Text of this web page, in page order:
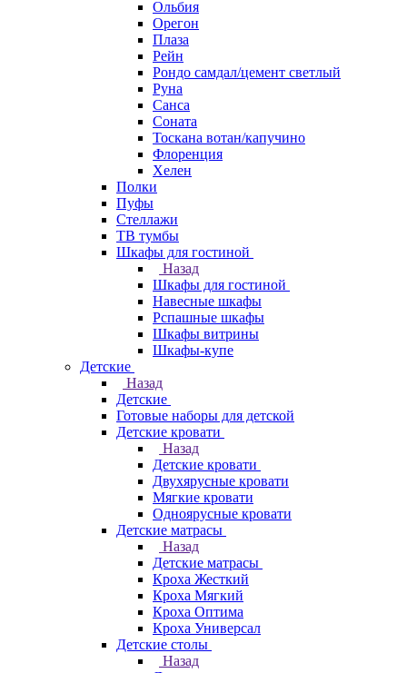
Ольбия
Орегон
Плаза
Рейн
Рондо самдал/цемент светлый
Руна
Санса
Соната
Тоскана вотан/капучино
Флоренция
Хелен
Полки
Пуфы
Стеллажи
ТВ тумбы
Шкафы для гостиной
Назад
Шкафы для гостиной
Навесные шкафы
Рспашные шкафы
Шкафы витрины
Шкафы-купе
Детские
Назад
Детские
Готовые наборы для детской
Детские кровати
Назад
Детские кровати
Двухярусные кровати
Мягкие кровати
Одноярусные кровати
Детские матрасы
Назад
Детские матрасы
Кроха Жесткий
Кроха Мягкий
Кроха Оптима
Кроха Универсал
Детские столы
Назад